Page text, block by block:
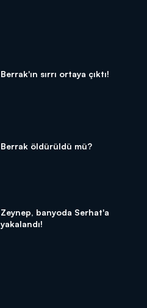
Berrak'ın sırrı ortaya çıktı!
Berrak öldürüldü mü?
Zeynep, banyoda Serhat'a
yakalandı!